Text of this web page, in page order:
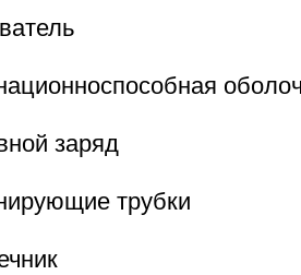
заряд
трубки